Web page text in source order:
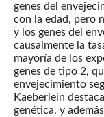
genes del
con la edad, pero
y los genes del
causalmente la
mayoría de los
genes de tipo 2,
envejecimiento
Kaeberlein
genética, y